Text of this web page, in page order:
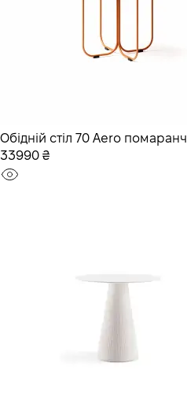
Обідній стіл 70 Aero
33990 ₴